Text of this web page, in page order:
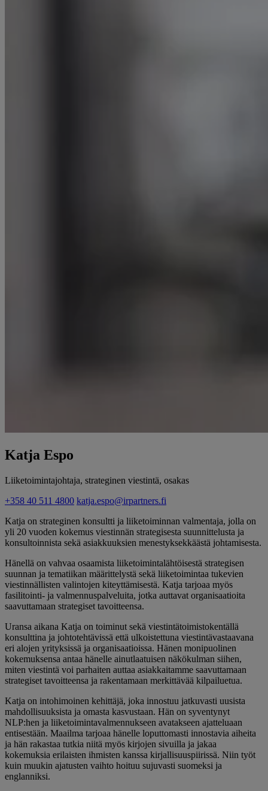
Katja Espo
Liiketoimintajohtaja, strateginen viestintä, osakas
+358 40 511 4800 katja.espo@irpartners.fi
Katja on strateginen konsultti ja liiketoiminnan valmentaja, jolla on
yli 20 vuoden kokemus viestinnän strategisesta suunnittelusta ja
konsultoinnista sekä asiakkuuksien menestyksekkäästä johtamisesta.
Hänellä on vahvaa osaamista liiketoimintalähtöisestä strategisen
suunnan ja tematiikan määrittelystä sekä liiketoimintaa tukevien
viestinnällisten valintojen kiteyttämisestä. Katja tarjoaa myös
fasilitointi- ja valmennuspalveluita, jotka auttavat organisaatioita
saavuttamaan strategiset tavoitteensa.
Uransa aikana Katja on toiminut sekä viestintätoimistokentällä
konsulttina ja johtotehtävissä että ulkoistettuna viestintävastaavana
eri alojen yrityksissä ja organisaatioissa. Hänen monipuolinen
kokemuksensa antaa hänelle ainutlaatuisen näkökulman siihen,
miten viestintä voi parhaiten auttaa asiakkaitamme saavuttamaan
strategiset tavoitteensa ja rakentamaan merkittävää kilpailuetua.
Katja on intohimoinen kehittäjä, joka innostuu jatkuvasti uusista
mahdollisuuksista ja omasta kasvustaan. Hän on syventynyt
NLP:hen ja liiketoimintavalmennukseen avatakseen ajatteluaan
entisestään. Maailma tarjoaa hänelle loputtomasti innostavia aiheita
ja hän rakastaa tutkia niitä myös kirjojen sivuilla ja jakaa
kokemuksia erilaisten ihmisten kanssa kirjallisuuspiirissä. Niin työt
kuin muukin ajatusten vaihto hoituu sujuvasti suomeksi ja
englanniksi.